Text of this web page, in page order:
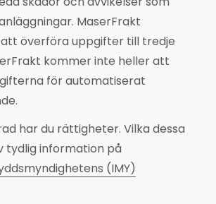
MaserFrakt
överföra uppgifter till tredje
kommer inte heller att
för automatiserat
har du rättigheter. Vilka dessa
tydlig information på
(IMY)